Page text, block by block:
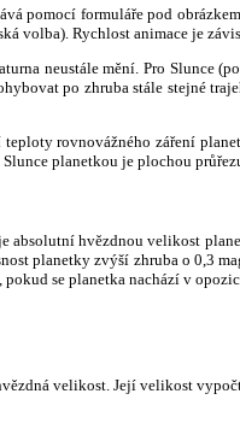
pomocí formuláře pod
volba). Rychlost animace je
neustále mění. Pro
po zhruba stále
rovnovážného záření
planetkou je plochou
absolutní hvězdnou velikost
planetky zvýší zhruba o 0,3
pokud se planetka nachází v
velikost. Její velikost